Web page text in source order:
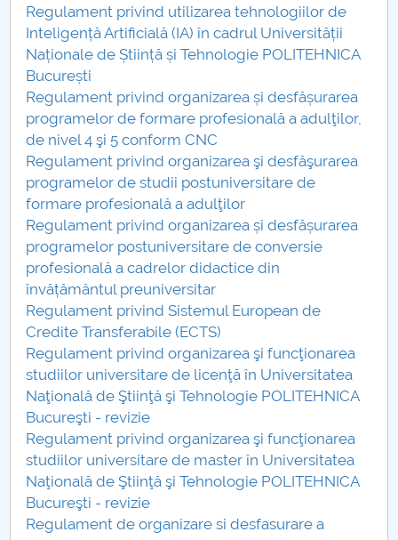
MENIU CANTINA
Regulamente Senat 2024
Regulamente Senat 2025
Regulamente Senat 2026
Regulament privind utilizarea tehnologiilor de
Inteligență Artificială (IA) în cadrul Universității
Naționale de Știință și Tehnologie POLITEHNICA
București
Regulament privind organizarea și desfășurarea
programelor de formare profesională a adulţilor,
de nivel 4 şi 5 conform CNC
Regulament privind organizarea şi desfăşurarea
programelor de studii postuniversitare de
formare profesională a adulţilor
Regulament privind organizarea și desfășurarea
programelor postuniversitare de conversie
profesională a cadrelor didactice din
învățământul preuniversitar
Regulament privind Sistemul European de
Credite Transferabile (ECTS)
Regulament privind organizarea şi funcţionarea
studiilor universitare de licenţă în Universitatea
Naţională de Ştiinţă şi Tehnologie POLITEHNICA
Bucureşti - revizie
Regulament privind organizarea şi funcţionarea
studiilor universitare de master în Universitatea
Naţională de Ştiinţă şi Tehnologie POLITEHNICA
Bucureşti - revizie
Regulament de organizare si desfasurare a